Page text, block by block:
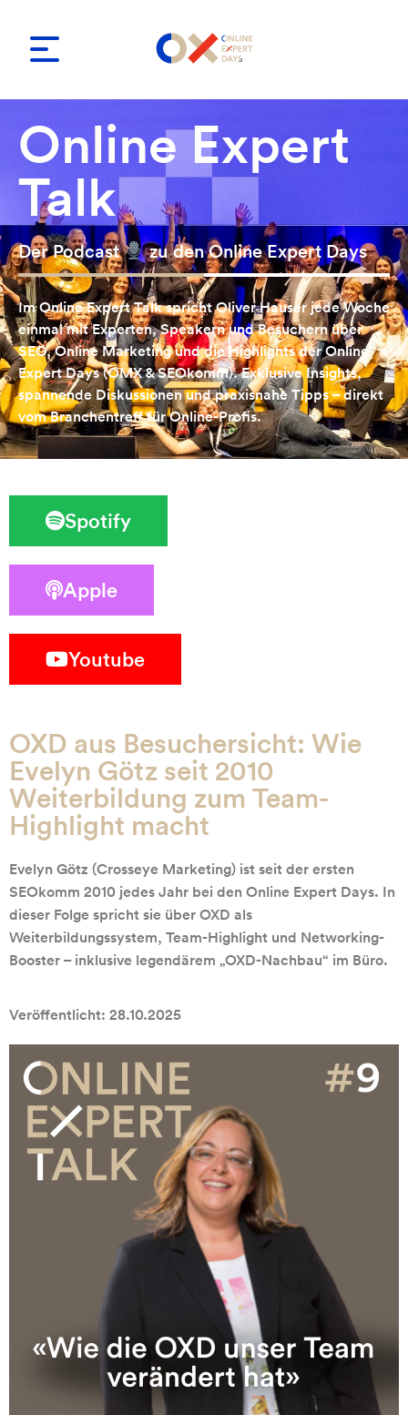
Online Expert
Talk
Der Podcast zu den Online Expert Days
Im Online Expert Talk spricht Oliver Hauser jede Woche
einmal mit Experten, Speakern und Besuchern über
SEO, Online Marketing und die Highlights der Online
Expert Days (OMX & SEOkomm). Exklusive Insights,
spannende Diskussionen und praxisnahe Tipps – direkt
vom Branchentreff für Online-Profis.
Spotify
Apple
Youtube
OXD aus Besuchersicht: Wie
Evelyn Götz seit 2010
Weiterbildung zum Team-
Highlight macht
Evelyn Götz (Crosseye Marketing) ist seit der ersten
SEOkomm 2010 jedes Jahr bei den Online Expert Days. In
dieser Folge spricht sie über OXD als
Weiterbildungssystem, Team-Highlight und Networking-
Booster – inklusive legendärem „OXD-Nachbau“ im Büro.
Veröffentlicht: 28.10.2025